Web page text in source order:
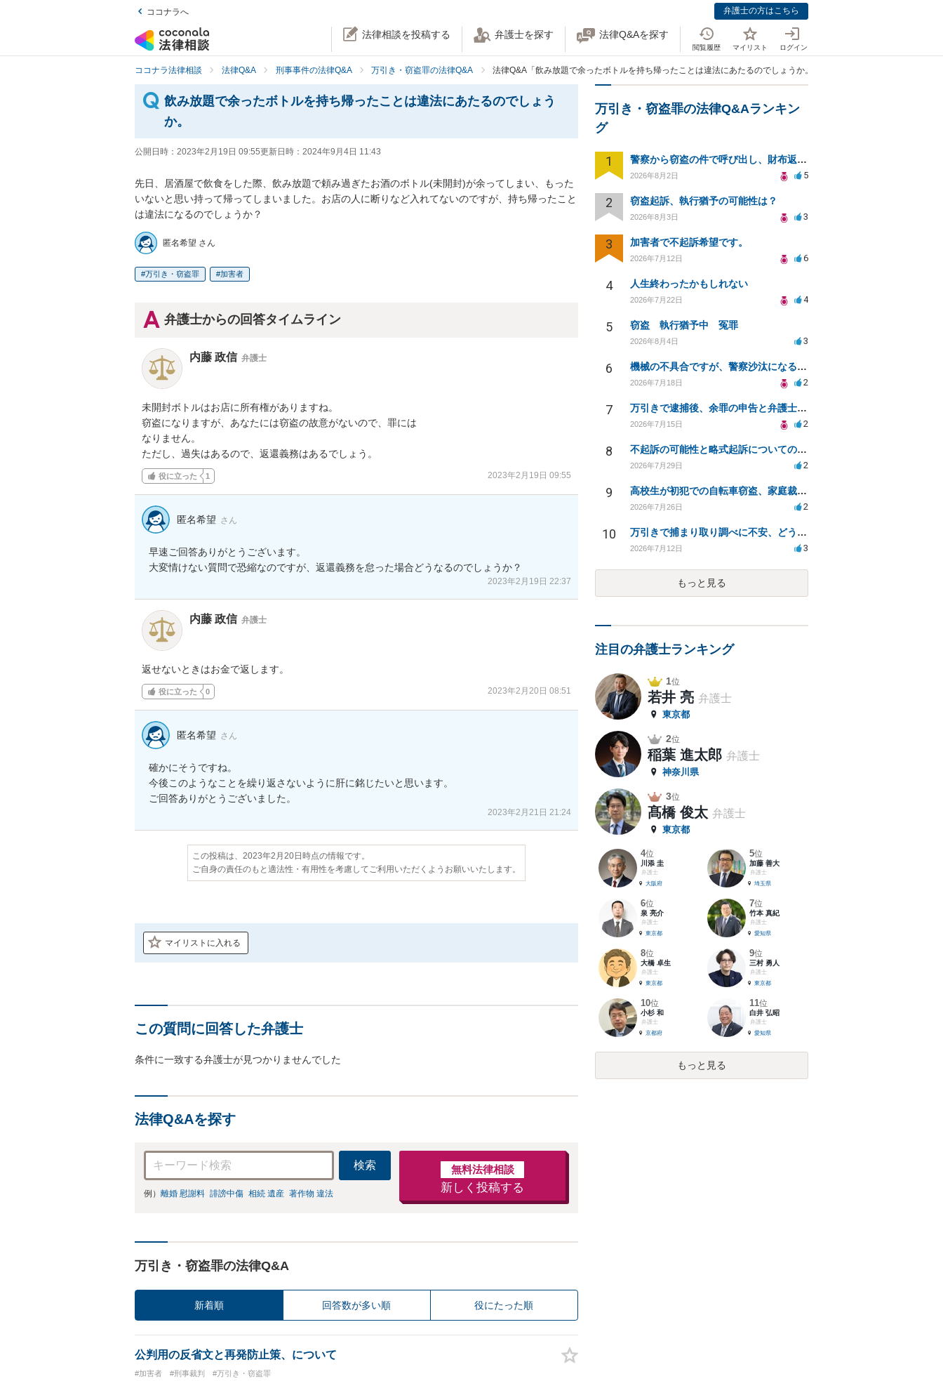
ココナラへ 弁護士の方はこちら
法律相談を投稿する 弁護士を探す 法律Q&Aを探す
閲覧履歴 マイリスト ログイン
ココナラ法律相談 法律Q&A 刑事事件の法律Q&A 万引き・窃盗罪の法律Q&A 法律Q&A「飲み放題で余ったボトルを持ち帰ったことは違法にあたるのでしょうか。」
飲み放題で余ったボトルを持ち帰ったことは違法にあたるのでしょう
か。
公開日時： 2023年2月19日 09:55更新日時： 2024年9月4日 11:43
先日、居酒屋で飲食をした際、飲み放題で頼み過ぎたお酒のボトル(未開封)が余ってしまい、もった
いないと思い持って帰ってしまいました。お店の人に断りなど入れてないのですが、持ち帰ったこと
は違法になるのでしょうか？
匿名希望 さん
万引き・窃盗罪 加害者
弁護士からの回答タイムライン
内藤 政信 弁護士
未開封ボトルはお店に所有権がありますね。
窃盗になりますが、あなたには窃盗の故意がないので、罪には
なりません。
ただし、過失はあるので、返還義務はあるでしょう。
役に立った 1 2023年2月19日 09:55
匿名希望 さん
早速ご回答ありがとうございます。
大変情けない質問で恐縮なのですが、返還義務を怠った場合どうなるのでしょうか？
2023年2月19日 22:37
内藤 政信 弁護士
返せないときはお金で返します。
役に立った 0 2023年2月20日 08:51
匿名希望 さん
確かにそうですね。
今後このようなことを繰り返さないように肝に銘じたいと思います。
ご回答ありがとうございました。
2023年2月21日 21:24
この投稿は、2023年2月20日時点の情報です。
ご自身の責任のもと適法性・有用性を考慮してご利用いただくようお願いいたします。
マイリストに入れる
この質問に回答した弁護士
条件に一致する弁護士が見つかりませんでした
法律Q&Aを探す
検索
例） 離婚 慰謝料 誹謗中傷 相続 遺産 著作物 違法
無料法律相談
新しく投稿する
万引き・窃盗罪の法律Q&A
新着順 回答数が多い順 役にたった順
公判用の反省文と再発防止策、について
#加害者 #刑事裁判 #万引き・窃盗罪
万引き・窃盗罪の法律Q&Aランキン
グ
1 警察から窃盗の件で呼び出し、財布返却で自首すべきか？
2026年8月2日 5
2 窃盗起訴、執行猶予の可能性は？
2026年8月3日 3
3 加害者で不起訴希望です。
2026年7月12日 6
4 人生終わったかもしれない
2026年7月22日 4
5 窃盗 執行猶予中 冤罪
2026年8月4日 3
6 機械の不具合ですが、警察沙汰になる事はありますか？
2026年7月18日 2
7 万引きで逮捕後、余罪の申告と弁護士相談のタイミングは？
2026年7月15日 2
8 不起訴の可能性と略式起訴についての相談
2026年7月29日 2
9 高校生が初犯での自転車窃盗、家庭裁判所の処分は？
2026年7月26日 2
10 万引きで捕まり取り調べに不安、どう答えるべきか？
2026年7月12日 3
もっと見る
注目の弁護士ランキング
1位
若井 亮 弁護士
東京都
2位
稲葉 進太郎 弁護士
神奈川県
3位
髙橋 俊太 弁護士
東京都
4位
川添 圭
弁護士
大阪府
5位
加藤 善大
弁護士
埼玉県
6位
泉 亮介
弁護士
東京都
7位
竹本 真紀
弁護士
愛知県
8位
大橋 卓生
弁護士
東京都
9位
三村 勇人
弁護士
東京都
10位
小杉 和
弁護士
京都府
11位
白井 弘昭
弁護士
愛知県
もっと見る